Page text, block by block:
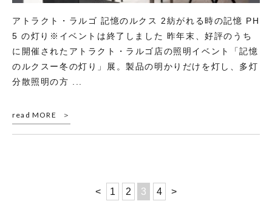
アトラクト・ラルゴ 記憶のルクス 2紡がれる時の記憶 PH
5 の灯り※イベントは終了しました 昨年末、好評のうち
に開催されたアトラクト・ラルゴ店の照明イベント「記憶
のルクスー冬の灯り」展。製品の明かりだけを灯し、多灯
分散照明の方 ...
read MORE
< 1 2 3 4 >